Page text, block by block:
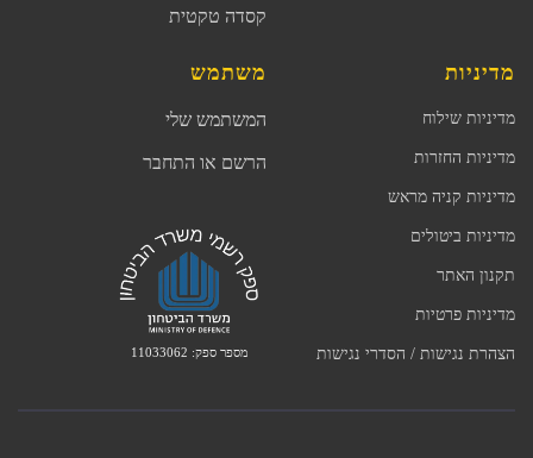
קסדה טקטית
מדיניות
מדיניות שילוח
מדיניות החזרות
מדיניות קניה מראש
מדיניות ביטולים
תקנון האתר
מדיניות פרטיות
הצהרת נגישות / הסדרי נגישות
משתמש
המשתמש שלי
הרשם או התחבר
מספר ספק: 11033062